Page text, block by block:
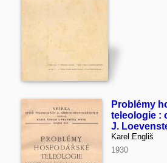
Problémy
teleologie :
J.
Karel Engliš
1930